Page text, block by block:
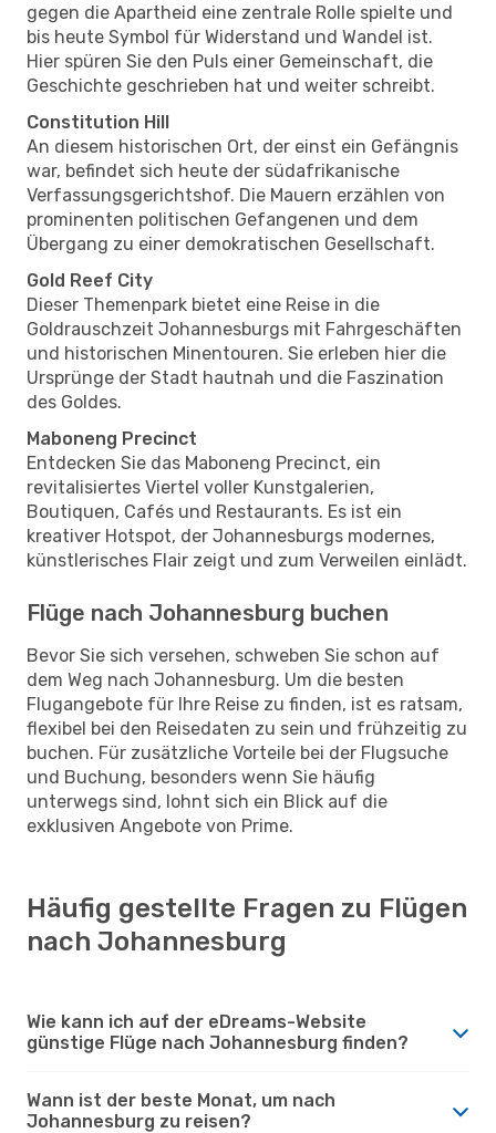
gegen die Apartheid eine zentrale Rolle spielte und
bis heute Symbol für Widerstand und Wandel ist.
Hier spüren Sie den Puls einer Gemeinschaft, die
Geschichte geschrieben hat und weiter schreibt.
Constitution Hill
An diesem historischen Ort, der einst ein Gefängnis
war, befindet sich heute der südafrikanische
Verfassungsgerichtshof. Die Mauern erzählen von
prominenten politischen Gefangenen und dem
Übergang zu einer demokratischen Gesellschaft.
Gold Reef City
Dieser Themenpark bietet eine Reise in die
Goldrauschzeit Johannesburgs mit Fahrgeschäften
und historischen Minentouren. Sie erleben hier die
Ursprünge der Stadt hautnah und die Faszination
des Goldes.
Maboneng Precinct
Entdecken Sie das Maboneng Precinct, ein
revitalisiertes Viertel voller Kunstgalerien,
Boutiquen, Cafés und Restaurants. Es ist ein
kreativer Hotspot, der Johannesburgs modernes,
künstlerisches Flair zeigt und zum Verweilen einlädt.
Flüge nach Johannesburg buchen
Bevor Sie sich versehen, schweben Sie schon auf
dem Weg nach Johannesburg. Um die besten
Flugangebote für Ihre Reise zu finden, ist es ratsam,
flexibel bei den Reisedaten zu sein und frühzeitig zu
buchen. Für zusätzliche Vorteile bei der Flugsuche
und Buchung, besonders wenn Sie häufig
unterwegs sind, lohnt sich ein Blick auf die
exklusiven Angebote von Prime.
Häufig gestellte Fragen zu Flügen
nach Johannesburg
Wie kann ich auf der eDreams-Website
günstige Flüge nach Johannesburg finden?
Wann ist der beste Monat, um nach
Johannesburg zu reisen?